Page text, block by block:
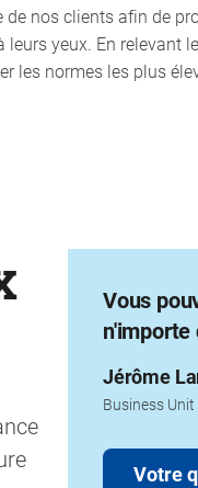
de nos clients afin de
leurs yeux. En relevant
les normes les plus
Vous
n'importe
Jérôme
Business
Votre